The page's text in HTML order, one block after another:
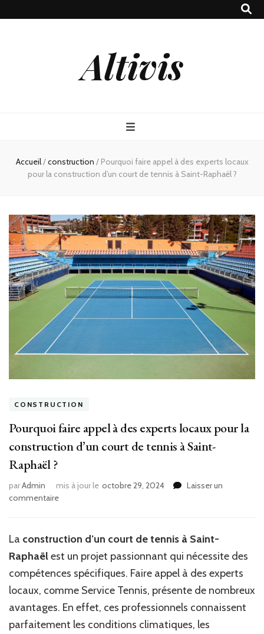
Altivis
Accueil/construction / Pourquoi faire appel à des experts locaux
pour la construction d’un court de tennis à Saint-Raphaël ?
CONSTRUCTION
Pourquoi faire appel à des experts locaux pour la
construction d’un court de tennis à Saint-
Raphaël ?
parAdmin mis à jour le octobre 29, 2024
Laisser un
commentairesur
appel
des
experts
pour
la
construction
La construction d’un court de tennis à Saint-
Raphaëlest un projet passionnant qui nécessite des
compétences spécifiques. Faire appel à des experts
locaux, comme Service Tennis, présente de nombreux
avantages. En effet, ces professionnels connaissent
parfaitement les conditions climatiques, les